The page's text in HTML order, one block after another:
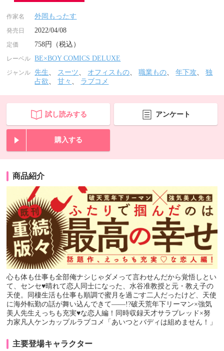
作家名 外岡もったす
発売日 2022/04/08
定価 758円（税込）
レーベル BE×BOY COMICS DELUXE
ジャンル 先生、 スーツ、 オフィスもの、職業もの、年下攻、独
占欲、甘々 、 ラブコメ
試し読みする アンケート
購入する
商品紹介
心も体も仕事も全部俺ナシじゃダメって言わせんだから覚悟しとい
て、センセ♥晴れて恋人同士になった、水谷准教授と元・教え子の
天使。同棲生活も仕事も順調で蜜月を過ごす二人だったけど、天使
に海外転勤の話が舞い込んできて――!?破天荒年下リーマン×強気
美人先生えっちも充実♥な恋人編！同時収録天才サラブレッド×努
力家凡人ケンカップルラブコメ「あいつとバディは組めません！」
主要登場キャラクター